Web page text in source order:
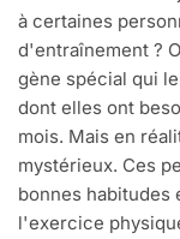
à certaines
d'entraînement ?
gène spécial qui
dont elles ont
mois. Mais en
mystérieux. Ces
bonnes habitudes
l'exercice